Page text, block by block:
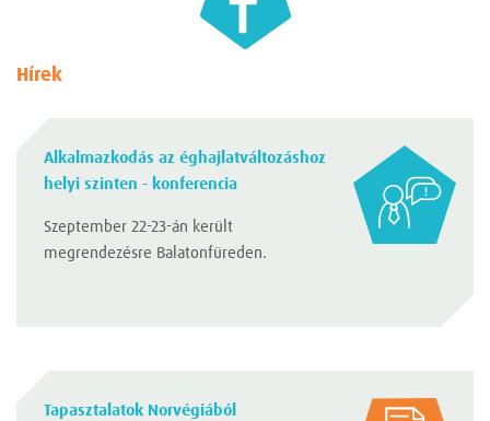
Hírek
Alkalmazkodás az éghajlatváltozáshoz
helyi szinten - konferencia
Szeptember 22-23-án került
megrendezésre Balatonfüreden.
Tapasztalatok Norvégiából